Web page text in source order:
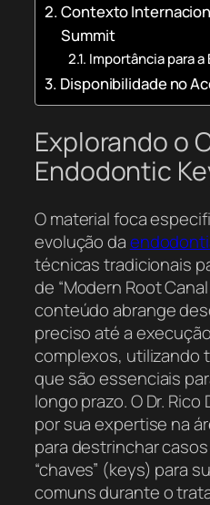
Contexto
Summit
Importância para
Disponibilidade no
Explorando o
Endodontic
O material foca
evolução da
técnicas tradicionais
de “Modern Root
conteúdo abrange
preciso até a
complexos, utilizando
que são essenciais
longo prazo. O Dr.
por sua expertise na
para destrinchar
“chaves” (keys) para
comuns durante o